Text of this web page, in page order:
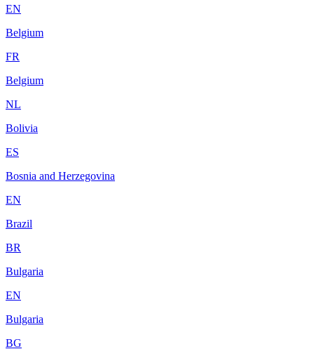
EN
Belgium
FR
Belgium
NL
Bolivia
ES
Bosnia and Herzegovina
EN
Brazil
BR
Bulgaria
EN
Bulgaria
BG